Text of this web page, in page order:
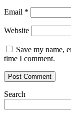
Email *
Website
Save my name,
time I comment.
Search